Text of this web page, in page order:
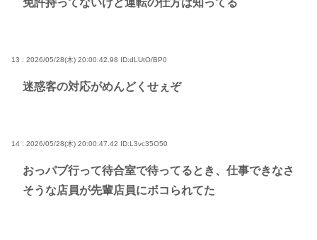
免許持ってないけど運転の仕方は知ってる
13 : 2026/05/28(木) 20:00:42.98 ID:dLUtO/BP0
迷惑客の対応がめんどくせぇぞ
14 : 2026/05/28(木) 20:00:47.42 ID:L3vc35O50
おっパブ行って待合室で待ってるとき、仕事できなさ
そうな店員が先輩店員にボコられてた